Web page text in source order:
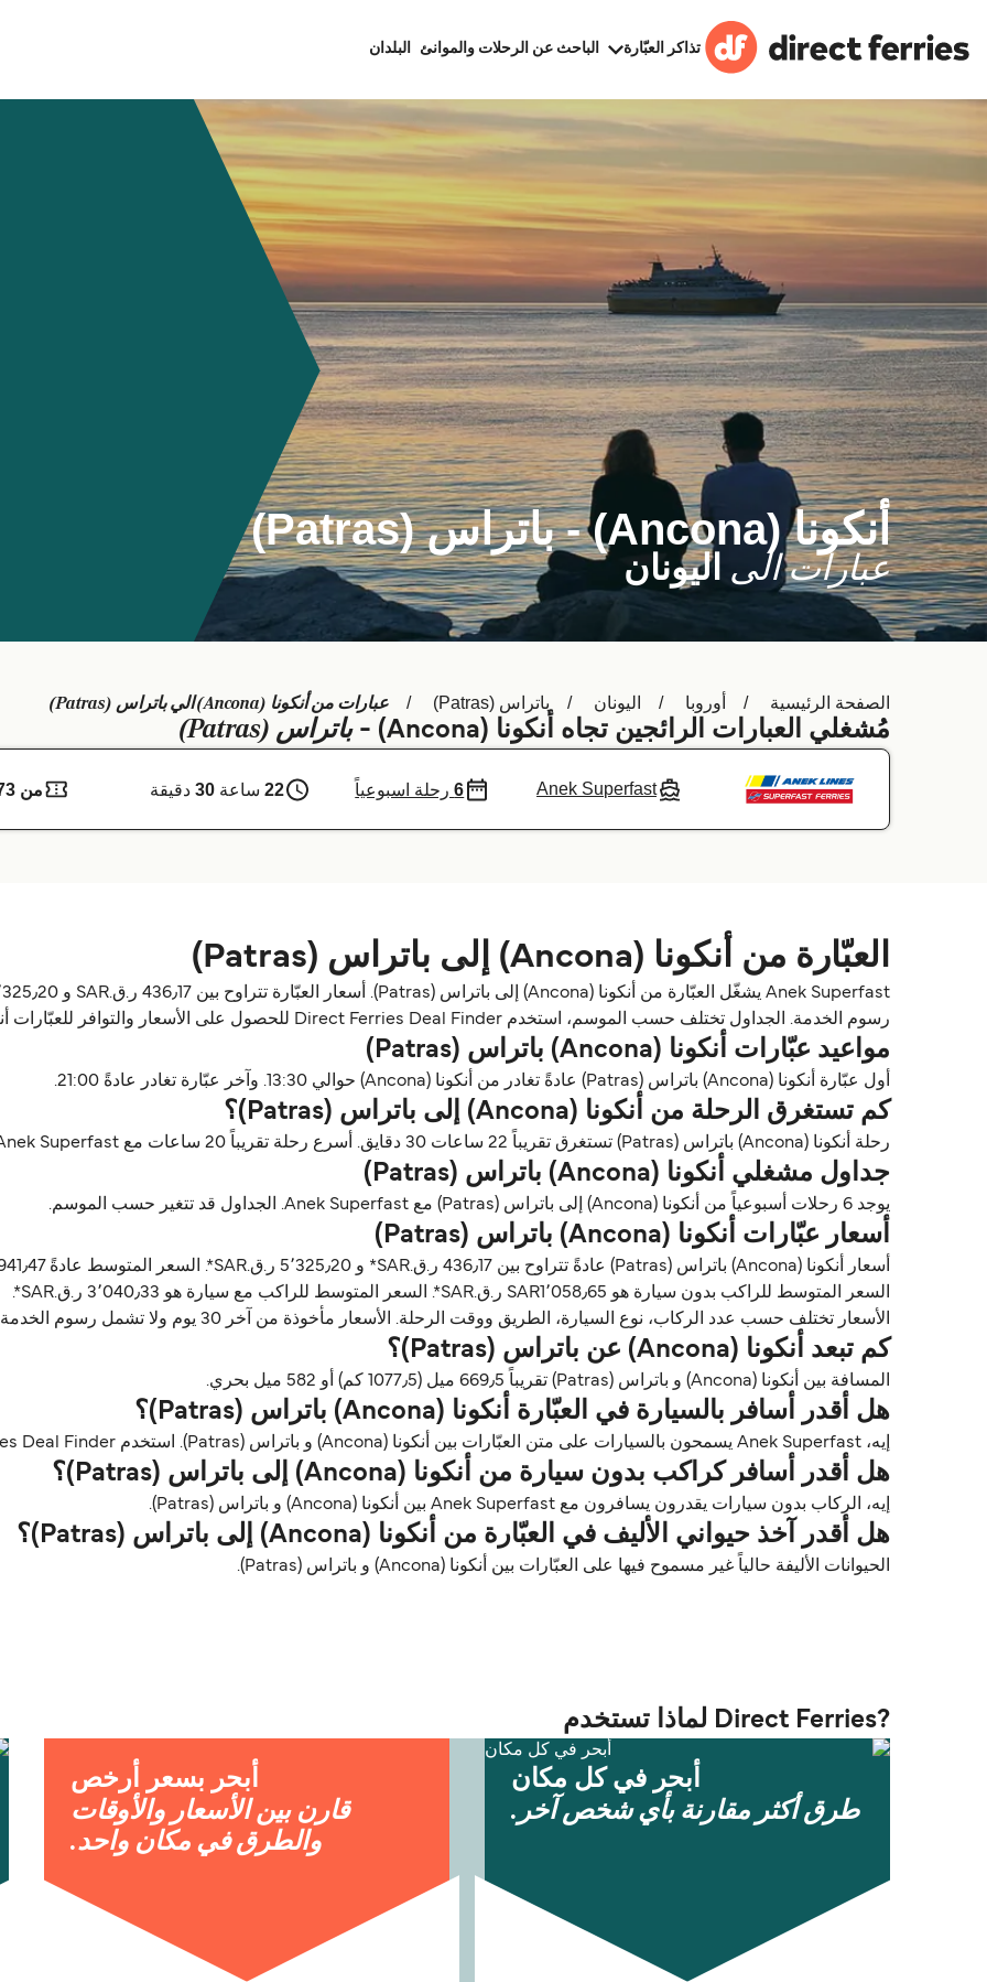
تذاكر العبّارة الباحث عن الرحلات والموانئ البلدان
أنكونا (Ancona) - باتراس (Patras)
عبارات الى اليونان
الصفحة الرئيسية أوروبا اليونان باتراس (Patras) عبارات من أنكونا (Ancona) الي باتراس (Patras)
مُشغلي العبارات الرائجين تجاه أنكونا (Ancona) - باتراس (Patras)
Anek Superfast
6رحلة اسبوعياً 22 ساعة30 دقيقة من 873 ر.ق.‏
العبّارة من أنكونا (Ancona) إلى باتراس (Patras)
رسوم الخدمة. الجداول تختلف حسب الموسم، استخدم Direct Ferries Deal Finder للحصول على الأسعار والتوافر للعبّارات أنكونا (Ancona) باتراس (Patras).
مواعيد عبّارات أنكونا (Ancona) باتراس (Patras)
أول عبّارة أنكونا (Ancona) باتراس (Patras) عادةً تغادر من أنكونا (Ancona) حوالي 13:30. وآخر عبّارة تغادر عادةً 21:00.
كم تستغرق الرحلة من أنكونا (Ancona) إلى باتراس (Patras)؟
رحلة أنكونا (Ancona) باتراس (Patras) تستغرق تقريباً 22 ساعات 30 دقايق. أسرع رحلة تقريباً 20 ساعات مع Anek Superfast. مدة الرحلة تختلف حسب المشغلين وظروف الطقس.
جداول مشغلي أنكونا (Ancona) باتراس (Patras)
يوجد 6 رحلات أسبوعياً من أنكونا (Ancona) إلى باتراس (Patras) مع Anek Superfast. الجداول قد تتغير حسب الموسم.
أسعار عبّارات أنكونا (Ancona) باتراس (Patras)
السعر المتوسط للراكب بدون سيارة هو SAR1٬058٫65 ر.ق.‏SAR*. السعر المتوسط للراكب مع سيارة هو 3٬040٫33 ر.ق.‏SAR*.
الأسعار تختلف حسب عدد الركاب، نوع السيارة، الطريق ووقت الرحلة. الأسعار مأخوذة من آخر 30 يوم ولا تشمل رسوم الخدمة، آخر تحديث أغسطس 26.
كم تبعد أنكونا (Ancona) عن باتراس (Patras)؟
المسافة بين أنكونا (Ancona) و باتراس (Patras) تقريباً 669٫5 ميل (1077٫5 كم) أو 582 ميل بحري.
هل أقدر أسافر بالسيارة في العبّارة أنكونا (Ancona) باتراس (Patras)؟
إيه، Anek Superfast يسمحون بالسيارات على متن العبّارات بين أنكونا (Ancona) و باتراس (Patras). استخدم Direct Ferries Deal Finder للحصول على الأسعار مباشرة.
هل أقدر أسافر كراكب بدون سيارة من أنكونا (Ancona) إلى باتراس (Patras)؟
إيه، الركاب بدون سيارات يقدرون يسافرون مع Anek Superfast بين أنكونا (Ancona) و باتراس (Patras).
هل أقدر آخذ حيواني الأليف في العبّارة من أنكونا (Ancona) إلى باتراس (Patras)؟
الحيوانات الأليفة حالياً غير مسموح فيها على العبّارات بين أنكونا (Ancona) و باتراس (Patras).
?Direct Ferries لماذا تستخدم
أبحر في كل مكان
طرق أكثر مقارنة بأي شخص آخر.
أبحر بسعر أرخص
قارن بين الأسعار والأوقات
والطرق في مكان واحد.